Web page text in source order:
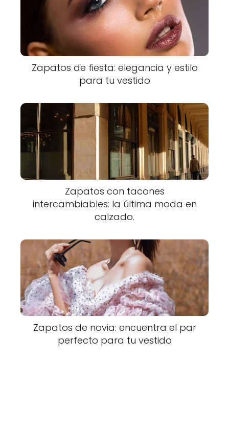
Zapatos de fiesta: elegancia y estilo
para tu vestido
Zapatos con tacones
intercambiables: la última moda en
calzado.
Zapatos de novia: encuentra el par
perfecto para tu vestido